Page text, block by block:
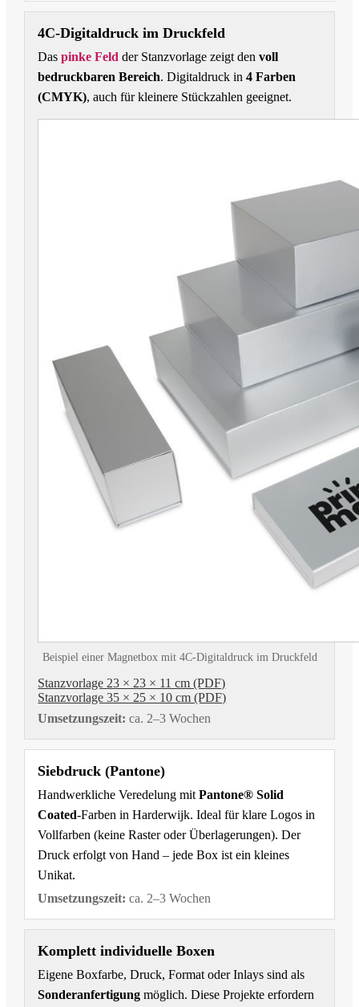
4C-Digitaldruck im Druckfeld
Daspinke Feld der Stanzvorlage zeigt denvoll
bedruckbaren Bereich. Digitaldruck in4 Farben
(CMYK), auch für kleinere Stückzahlen geeignet.
Beispiel einer Magnetbox mit 4C-Digitaldruck im Druckfeld
Stanzvorlage 23 × 23 × 11 cm (PDF)
Stanzvorlage 35 × 25 × 10 cm (PDF)
Umsetzungszeit: ca. 2–3 Wochen
Siebdruck (Pantone)
Handwerkliche Veredelung mitPantone® Solid
Coated-Farben in Harderwijk. Ideal für klare Logos in
Vollfarben (keine Raster oder Überlagerungen). Der
Druck erfolgt von Hand – jede Box ist ein kleines
Unikat.
Umsetzungszeit: ca. 2–3 Wochen
Komplett individuelle Boxen
Eigene Boxfarbe, Druck, Format oder Inlays sind als
Sonderanfertigung möglich. Diese Projekte erfordern